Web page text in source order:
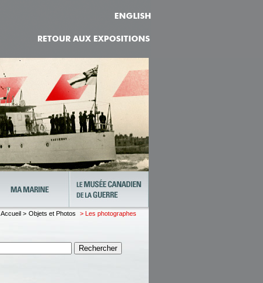
ENGLISH
RETOUR AUX EXPOSITIONS
Accueil > Objets et Photos > Les photographes